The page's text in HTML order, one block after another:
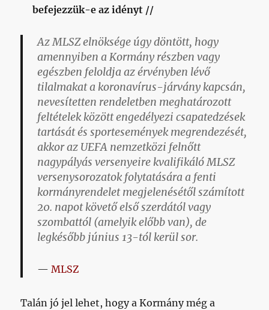
befejezzük-e az idényt //
Az MLSZ elnöksége úgy döntött, hogy
amennyiben a Kormány részben vagy
egészben feloldja az érvényben lévő
tilalmakat a koronavírus-járvány kapcsán,
nevesítetten rendeletben meghatározott
feltételek között engedélyezi csapatedzések
tartását és sportesemények megrendezését,
akkor az UEFA nemzetközi felnőtt
nagypályás versenyeire kvalifikáló MLSZ
versenysorozatok folytatására a fenti
kormányrendelet megjelenésétől számított
20. napot követő első szerdától vagy
szombattól (amelyik előbb van), de
legkésőbb június 13-tól kerül sor.
MLSZ
Talán jó jel lehet, hogy a Kormány még a